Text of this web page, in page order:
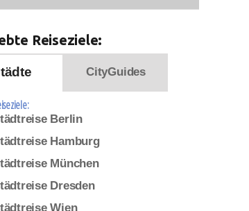
Reiseziele:
CityGuides